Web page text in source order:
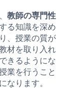
教師の専門性
る知識を深め
、授業の質が
材を取り入れ
きるようにな
業を行うこと
なります。